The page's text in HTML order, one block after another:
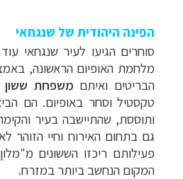
הפינה היהודית של שנגחאי
סוחרים הגיעו לעיר שנגחאי
הבריטים ואיתם משפחת ששון
טקסטיל וסחר באופיום. הם
ותוססת, שהתיישבה בעיר
גם בתחום האירוח וחיי
פעילותם ריכזו הששונים
המקום הנחשב ביותר במזרח.